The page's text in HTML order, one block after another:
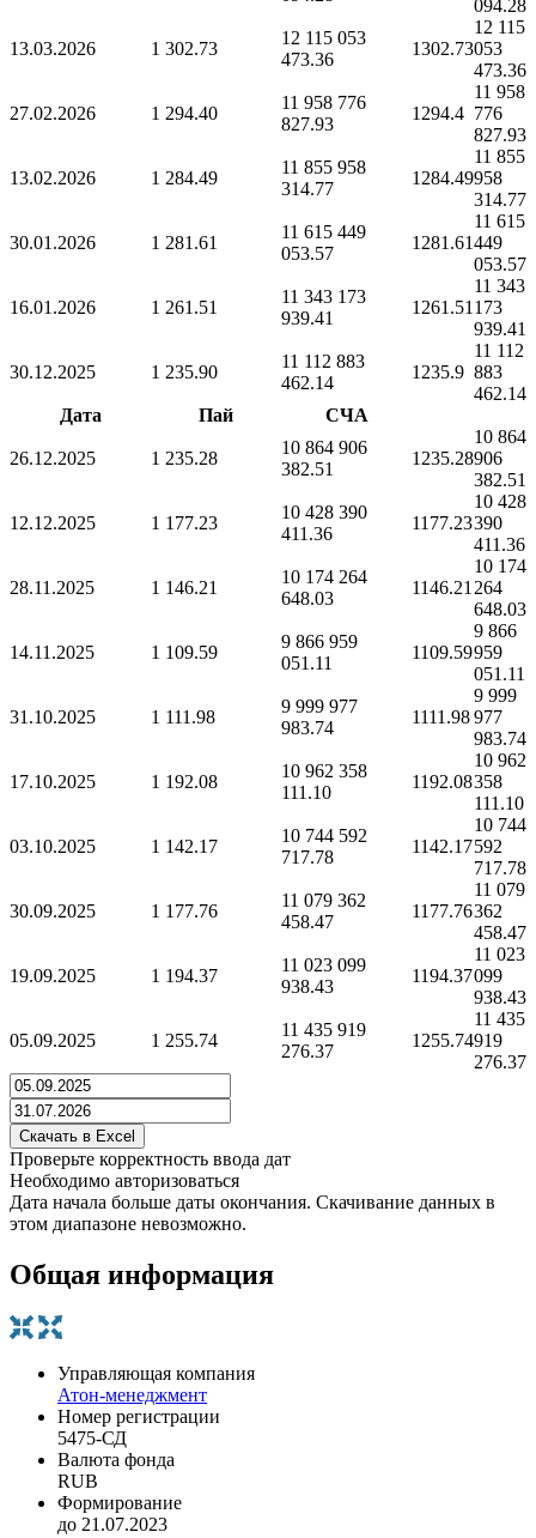
094.28
13.03.2026 1 302.73
12 115 053
473.36
1302.73
12 115
053
473.36
27.02.2026 1 294.40
11 958 776
827.93
1294.4
11 958
776
827.93
13.02.2026 1 284.49
11 855 958
314.77
1284.49
11 855
958
314.77
30.01.2026 1 281.61
11 615 449
053.57
1281.61
11 615
449
053.57
16.01.2026 1 261.51
11 343 173
939.41
1261.51
11 343
173
939.41
30.12.2025 1 235.90
11 112 883
462.14
1235.9
11 112
883
462.14
Дата
Пай СЧА
26.12.2025 1 235.28
10 864 906
382.51
1235.28
10 864
906
382.51
12.12.2025 1 177.23
10 428 390
411.36
1177.23
10 428
390
411.36
28.11.2025 1 146.21
10 174 264
648.03
1146.21
10 174
264
648.03
14.11.2025 1 109.59
9 866 959
051.11
1109.59
9 866
959
051.11
31.10.2025 1 111.98
9 999 977
983.74
1111.98
9 999
977
983.74
17.10.2025 1 192.08
10 962 358
111.10
1192.08
10 962
358
111.10
03.10.2025 1 142.17
10 744 592
717.78
1142.17
10 744
592
717.78
30.09.2025 1 177.76
11 079 362
458.47
1177.76
11 079
362
458.47
19.09.2025 1 194.37
11 023 099
938.43
1194.37
11 023
099
938.43
05.09.2025 1 255.74
11 435 919
276.37
1255.74
11 435
919
276.37
Проверьте корректность ввода дат
Необходимо авторизоваться
Дата начала больше даты окончания. Скачивание данных в
этом диапазоне невозможно.
Общая информация
Управляющая компания
Атон-менеджмент
Номер регистрации
5475-СД
Валюта фонда
RUB
Формирование
до 21.07.2023